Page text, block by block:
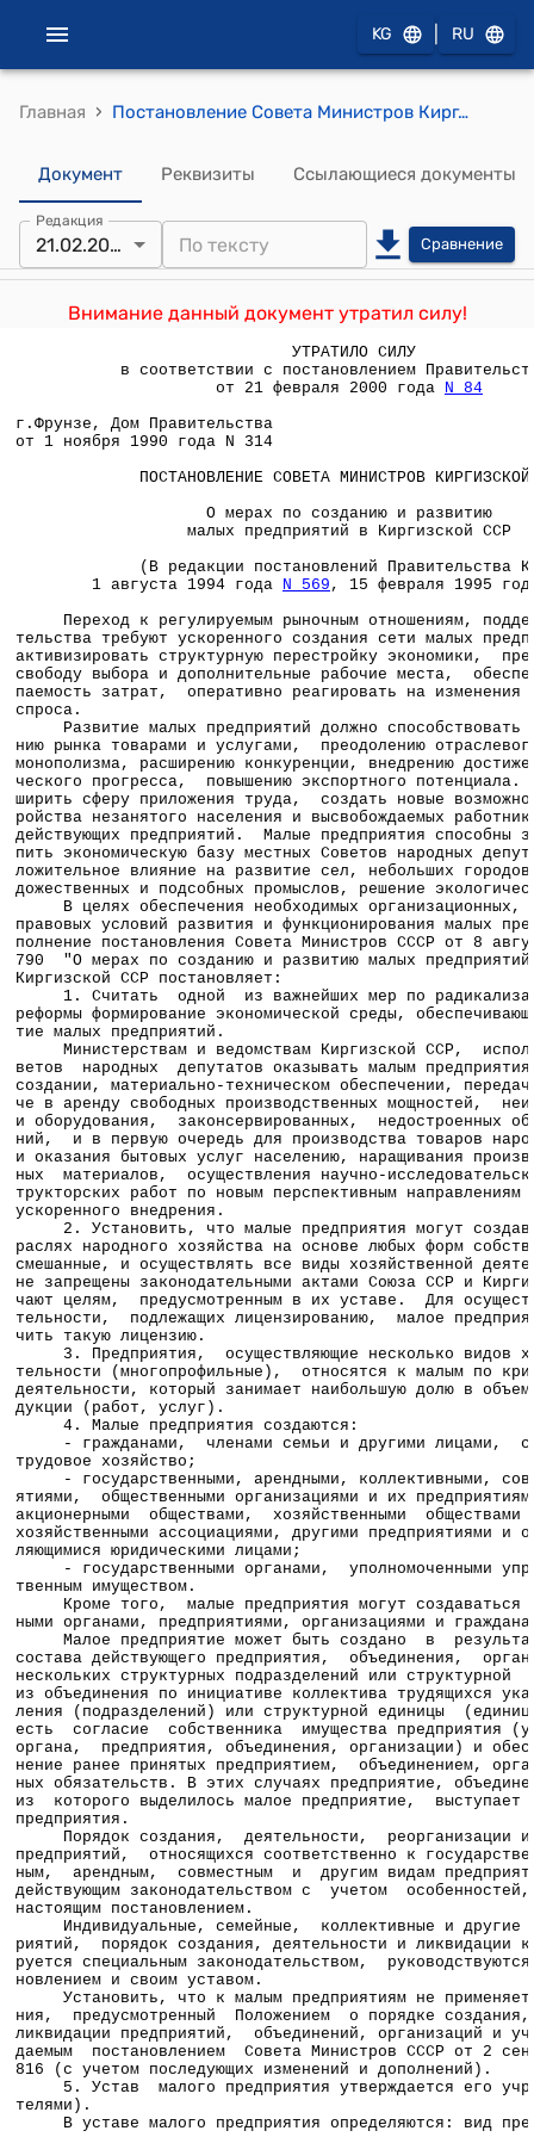
KG RU
Главная › Постановление Совета Министров Кирг.ССР от 1 ноября 1990 года №314 "О мерах по созданию и развитию малых предприятий в Киргизской ССР"
Документ Реквизиты Ссылающиеся документы
Редакция
21.02.2000 Сравнение
Внимание данный документ утратил силу!